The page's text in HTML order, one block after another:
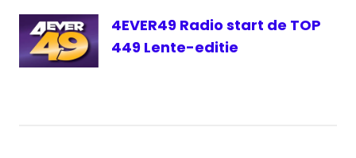
4EVER49 Radio start de TOP
449 Lente-editie